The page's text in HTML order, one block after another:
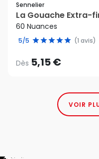
Sennelier
La Gouache Extra-
60 Nuances
5/5 (1 avis)
Dès 5,15 €
VOIR